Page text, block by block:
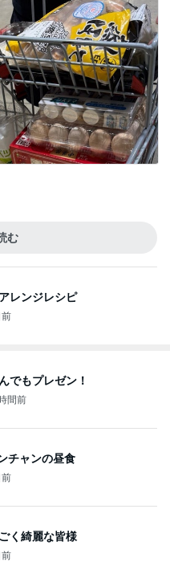
む
レンジレシピ
前
でもプレゼン！
間前
チャンの昼食
前
く綺麗な皆様
前